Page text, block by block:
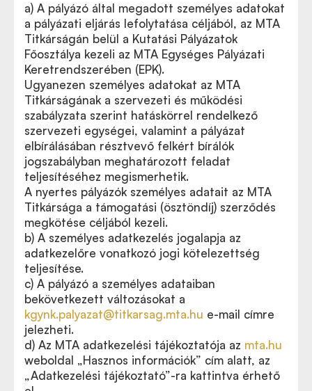
a) A pályázó által megadott személyes adatokat
a pályázati eljárás lefolytatása céljából, az MTA
Titkárságán belül a Kutatási Pályázatok
Főosztálya kezeli az MTA Egységes Pályázati
Keretrendszerében (EPK).
Ugyanezen személyes adatokat az MTA
Titkárságának a szervezeti és működési
szabályzata szerint hatáskörrel rendelkező
szervezeti egységei, valamint a pályázat
elbírálásában résztvevő felkért bírálók
jogszabályban meghatározott feladat
teljesítéséhez megismerhetik.
A nyertes pályázók személyes adatait az MTA
Titkársága a támogatási (ösztöndíj) szerződés
megkötése céljából kezeli.
b) A személyes adatkezelés jogalapja az
adatkezelőre vonatkozó jogi kötelezettség
teljesítése.
c) A pályázó a személyes adataiban
bekövetkezett változásokat a
kgynk.palyazat@titkarsag.mta.hu e-mail címre
jelezheti.
d) Az MTA adatkezelési tájékoztatója az mta.hu
weboldal „Hasznos információk” cím alatt, az
„Adatkezelési tájékoztató”-ra kattintva érhető